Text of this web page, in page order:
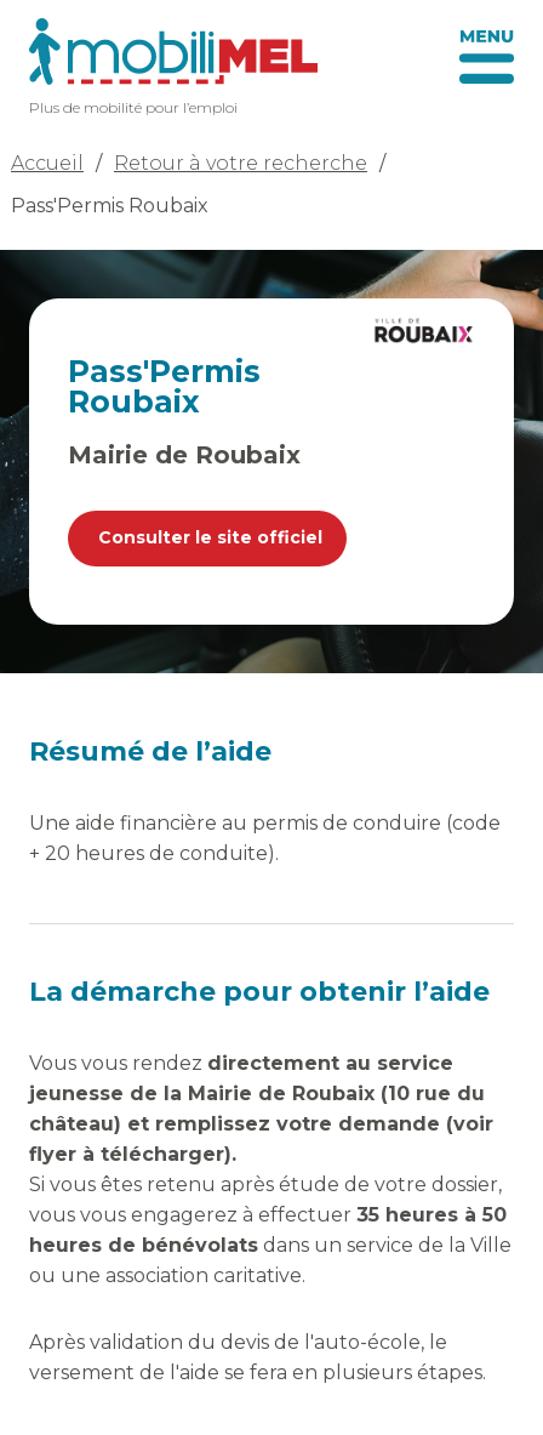
Plus de mobilité pour l’emploi
Accueil / Retour à votre recherche /
Pass'Permis Roubaix
Pass'Permis
Roubaix
Mairie de Roubaix
Consulter le site officiel
Résumé de l’aide
Une aide financière au permis de conduire (code
+ 20 heures de conduite).
La démarche pour obtenir l’aide
Vous vous rendez directement au service
jeunesse de la Mairie de Roubaix (10 rue du
château) et remplissez votre demande (voir
flyer à télécharger).
Si vous êtes retenu après étude de votre dossier,
vous vous engagerez à effectuer 35 heures à 50
heures de bénévolatsdans un service de la Ville
ou une association caritative.
Après validation du devis de l'auto-école, le
versement de l'aide se fera en plusieurs étapes.